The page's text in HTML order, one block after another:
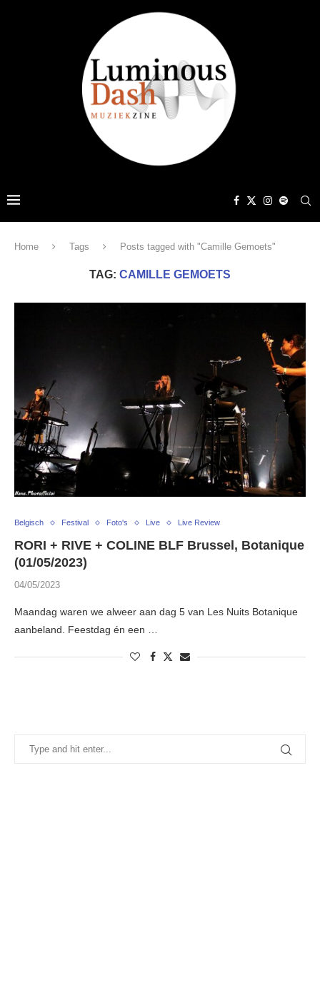
Home Tags Posts tagged with "Camille Gemoets"
TAG: CAMILLE GEMOETS
Belgisch Festival Foto's Live Live Review
RORI + RIVE + COLINE BLF Brussel, Botanique
(01/05/2023)
04/05/2023
Maandag waren we alweer aan dag 5 van Les Nuits Botanique
aanbeland. Feestdag én een …